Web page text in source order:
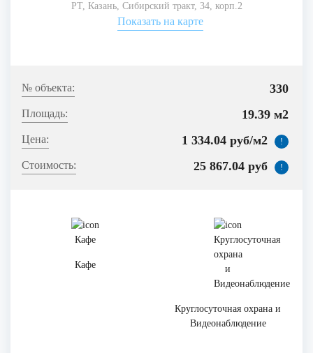
РТ, Казань, Сибирский тракт, 34, корп.2
Показать на карте
330
19.39 м2
1 334.04 руб/м2
!
25 867.04 руб !
Кафе
Круглосуточная охрана и
Видеонаблюдение